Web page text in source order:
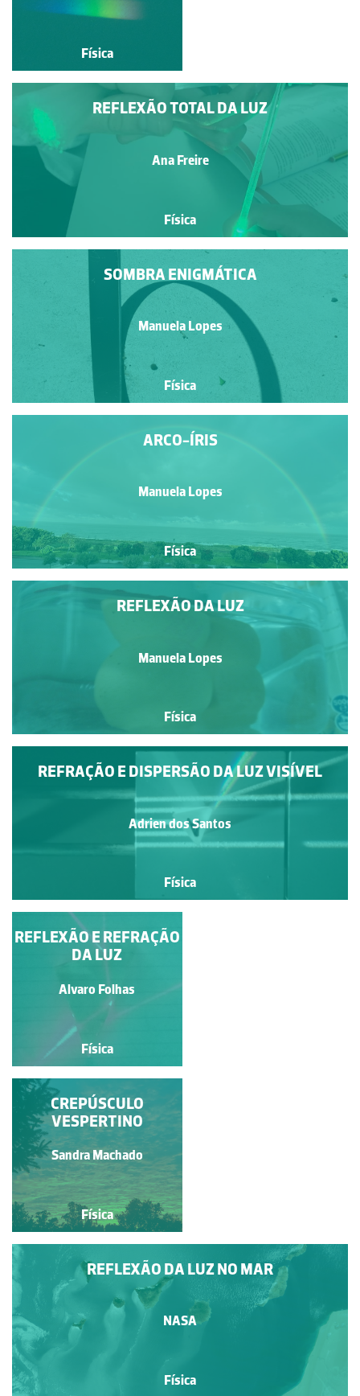
Física
REFLEXÃO TOTAL DA LUZ
Ana Freire
Física
SOMBRA ENIGMÁTICA
Manuela Lopes
Física
ARCO-ÍRIS
Manuela Lopes
Física
REFLEXÃO DA LUZ
Manuela Lopes
Física
Física
REFRAÇÃO E DISPERSÃO DA LUZ VISÍVEL
Adrien dos Santos
Física
IRIS
Alvaro Folhas
Física
REFLEXÃO E REFRAÇÃO
DA LUZ
Alvaro Folhas
Física
GLÓRIA NA SOMBRA
DE UM AVIÃO
Nelson Alves Correia
Física
REFLEXÃO DA LUZ NO MAR
NASA
Física
CREPÚSCULO
VESPERTINO
Sandra Machado
Física